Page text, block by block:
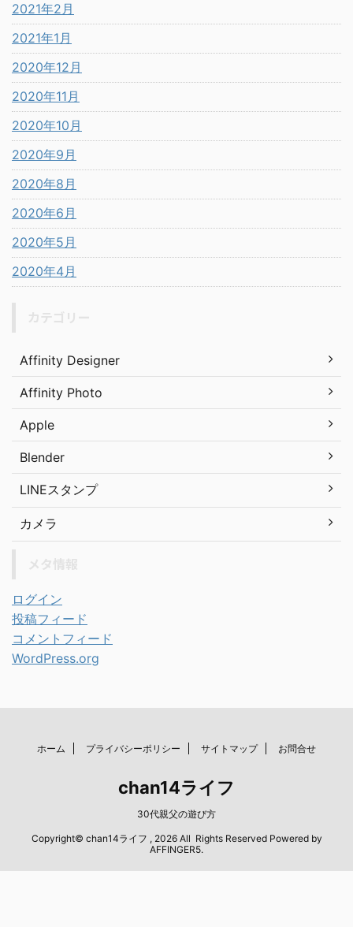
2021年2月
2021年1月
2020年12月
2020年11月
2020年10月
2020年9月
2020年8月
2020年6月
2020年5月
2020年4月
Affinity Designer
Affinity Photo
Apple
Blender
LINEスタンプ
カメラ
ログイン
投稿フィード
コメントフィード
WordPress.org
ホーム プライバシーポリシー サイトマップ お問合せ
chan14ライフ
30代親父の遊び方
Copyright© chan14ライフ , 2026 All Rights Reserved Powered by
AFFINGER5.